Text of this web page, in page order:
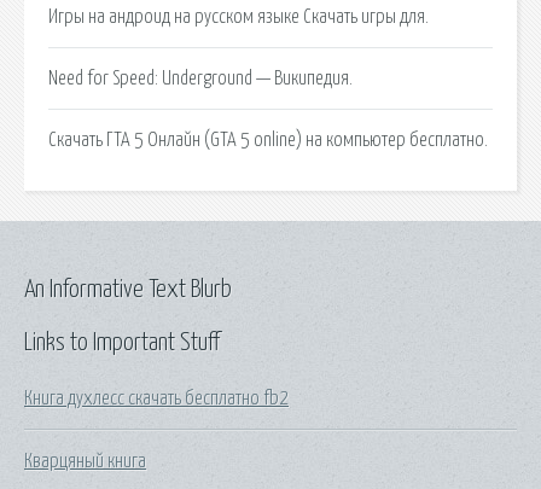
Игры на андроид на русском языке Скачать игры для.
Need for Speed: Underground — Википедия.
Скачать ГТА 5 Онлайн (GTA 5 online) на компьютер бесплатно.
Links to Important Stuff
Книга духлесс скачать бесплатно fb2
Кварцяный книга
An Informative Text Blurb